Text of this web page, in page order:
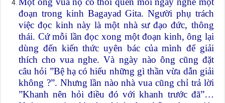
đoạn trong kinh Bagayad Gita. Người phụ trách
việc đọc kinh này là một nhà sư đạo đức, thông
thái. Cứ mỗi lần đọc xong một đoạn kinh, ông lại
dùng đến kiến thức uyên bác của mình để giải
thích cho vua nghe. Và ngày nào ông cũng đặt
câu hỏi ”Bệ hạ có hiểu những gì thần vừa dẫn giải
không ?”. Nhưng lần nào nhà vua cũng chỉ trả lời
”Khanh nên hỏi điều đó với khanh trước đã”…